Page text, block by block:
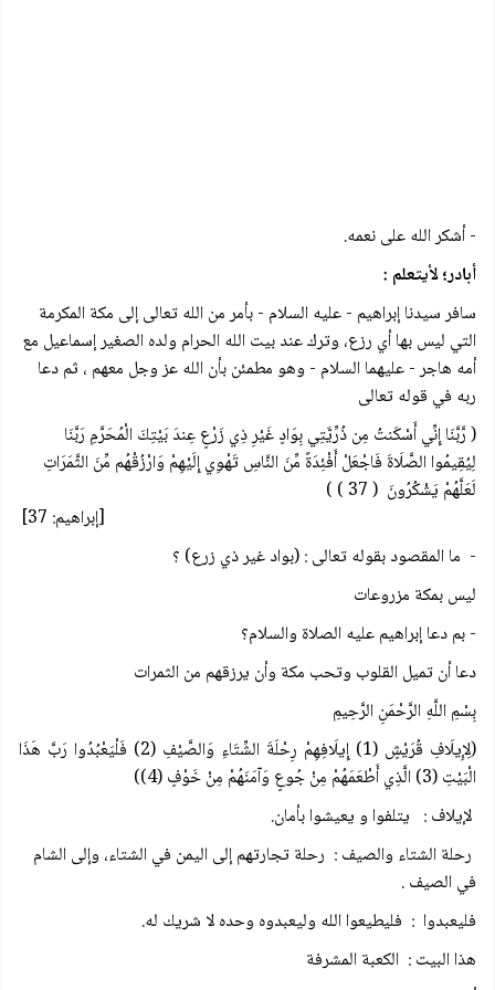
- أشكر الله على نعمه.
أبادر؛ لأيتعلم :
سافر سيدنا إبراهيم - عليه السلام - بأمر من الله تعالی إلى مكة المكرمة
التي ليس بها أي رزع، وترك عند بيت الله الحرام ولده الصغير إسماعيل مع
أمه هاجر - عليهما السلام - وهو مطمئن بأن الله عز وجل معهم ، ثم دعا
ربه في قوله تعالی
( رَّبَّنَا إِنِّي أَسْكَنتُ مِن ذُرِّيَّتِي بِوَادٍ غَيْرِ ذِي زَرْعٍ عِندَ بَيْتِكَ الْمُحَرَّمِ رَبَّنَا
لِيُقِيمُوا الصَّلَاةَ فَاجْعَلْ أَفْئِدَةً مِّنَ النَّاسِ تَهْوِي إِلَيْهِمْ وَارْزُقْهُم مِّنَ الثَّمَرَاتِ
لَعَلَّهُمْ يَشْكُرُونَ ( 37 ) )
[إبراهيم: 37]
- ما المقصود بقوله تعالى : (بواد غير ذي زرع) ؟
ليس بمكة مزروعات
- بم دعا إبراهيم عليه الصلاة والسلام؟
دعا أن تميل القلوب وتحب مكة وأن يرزقهم من الثمرات
بِسْمِ اللَّهِ الرَّحْمَنِ الرَّحِيمِ
(لِإِيلَافِ قُرَيْشٍ (1) إِيلَافِهِمْ رِحْلَةَ الشِّتَاءِ وَالصَّيْفِ (2) فَلْيَعْبُدُوا رَبَّ هَذَا
الْبَيْتِ (3) الَّذِي أَطْعَمَهُمْ مِنْ جُوعٍ وَآمَنَهُمْ مِنْ خَوْفٍ (4))
لإيلاف : يتلفوا و يعيشوا بأمان.
رحلة الشتاء والصيف : رحلة تجارتهم إلى اليمن في الشتاء، وإلى الشام
في الصيف .
فليعبدوا : فليطيعوا الله وليعبدوه وحده لا شريك له.
هذا البيت : الكعبة المشرفة